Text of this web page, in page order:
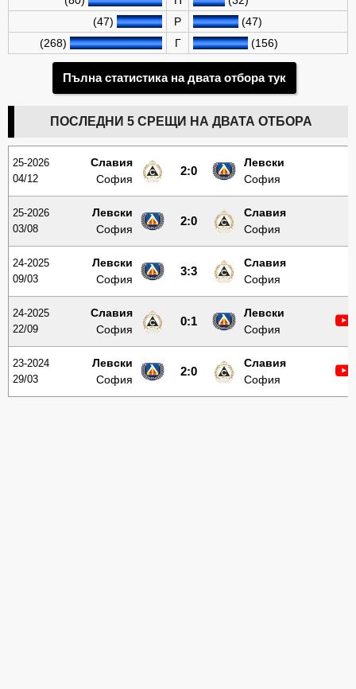
(47)
Р
(47)
(268)
Г (156)
Пълна статистика на двата отбора тук
ПОСЛЕДНИ 5 СРЕЩИ НА ДВАТА ОТБОРА
25-2026
04/12
Славия
София
2:0
Левски
София
25-2026
03/08
Левски
София
2:0
Славия
София
24-2025
09/03
Левски
София
3:3
Славия
София
24-2025
22/09
Славия
София
0:1
Левски
София
23-2024
29/03
Левски
София
2:0
Славия
София